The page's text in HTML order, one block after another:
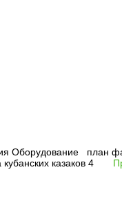
Оборудование
кубанских казаков 4